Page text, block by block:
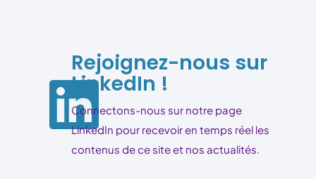
Rejoignez-nous sur
LinkedIn !
Connectons-nous sur notre page
LinkedIn pour recevoir en temps réel les
contenus de ce site et nos actualités.